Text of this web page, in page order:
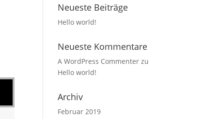
Neueste Beiträge
Hello world!
Neueste Kommentare
A WordPress Commenter zu
Hello world!
Archiv
Februar 2019